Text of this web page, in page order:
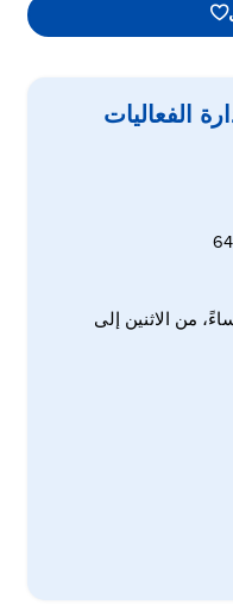
الفعاليات
9 صباحًا حتى 5 مساءً، من الاثنين إلى